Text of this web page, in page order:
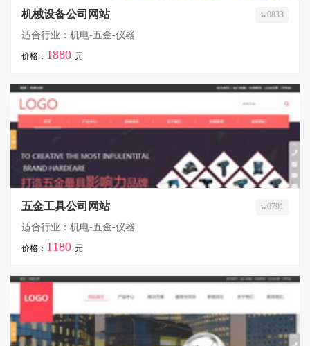
机械设备公司网站 w0833
适合行业：机电-五金-仪器
价格： 1880 元
五金工具公司网站 w0791
适合行业：机电-五金-仪器
价格： 1180 元